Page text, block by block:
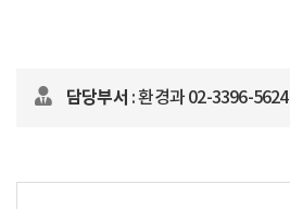
담당부서 : 환경과 02-3396-5624